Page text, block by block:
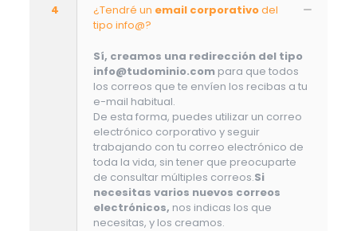
4 ¿Tendré un email corporativodel
tipo info@?
Sí, creamos una redirección del tipo
info@tudominio.compara que todos
los correos que te envíen los recibas a tu
e-mail habitual.
De esta forma, puedes utilizar un correo
electrónico corporativo y seguir
trabajando con tu correo electrónico de
toda la vida, sin tener que preocuparte
de consultar múltiples correos.Si
necesitas varios nuevos correos
electrónicos, nos indicas los que
necesitas, y los creamos.